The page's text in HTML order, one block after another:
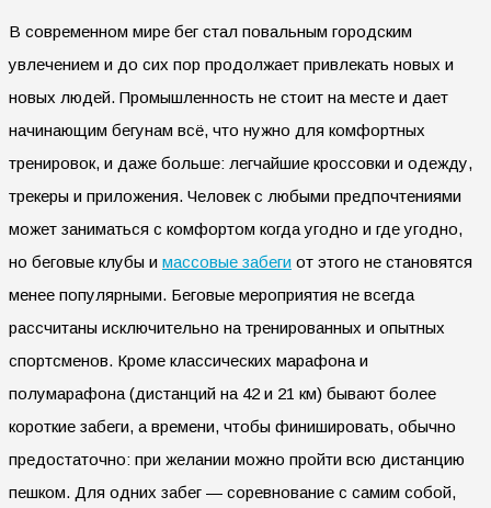
В современном мире бег стал повальным городским
увлечением и до сих пор продолжает привлекать новых и
новых людей. Промышленность не стоит на месте и дает
начинающим бегунам всё, что нужно для комфортных
тренировок, и даже больше: легчайшие кроссовки и одежду,
трекеры и приложения. Человек с любыми предпочтениями
может заниматься с комфортом когда угодно и где угодно,
но беговые клубы и массовые забеги от этого не становятся
менее популярными. Беговые мероприятия не всегда
рассчитаны исключительно на тренированных и опытных
спортсменов. Кроме классических марафона и
полумарафона (дистанций на 42 и 21 км) бывают более
короткие забеги, а времени, чтобы финишировать, обычно
предостаточно: при желании можно пройти всю дистанцию
пешком. Для одних забег — соревнование с самим собой,